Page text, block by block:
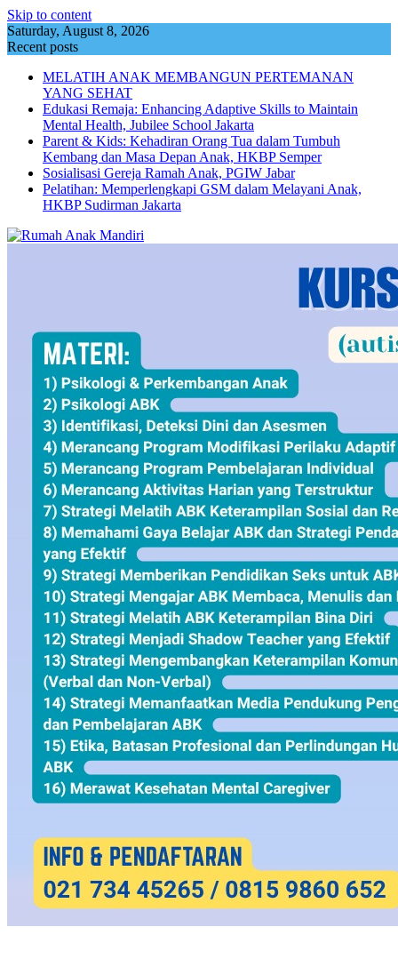
Skip to content
Saturday, August 8, 2026
Recent posts
MELATIH ANAK MEMBANGUN PERTEMANAN
YANG SEHAT
Edukasi Remaja: Enhancing Adaptive Skills to Maintain
Mental Health, Jubilee School Jakarta
Parent & Kids: Kehadiran Orang Tua dalam Tumbuh
Kembang dan Masa Depan Anak, HKBP Semper
Sosialisasi Gereja Ramah Anak, PGIW Jabar
Pelatihan: Memperlengkapi GSM dalam Melayani Anak,
HKBP Sudirman Jakarta